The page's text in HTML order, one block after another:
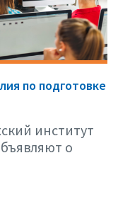
по подготовке
институт
о